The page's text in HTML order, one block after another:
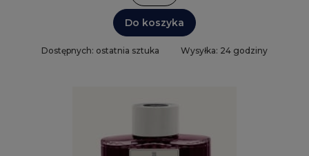
Do koszyka
Dostępnych: ostatnia sztuka Wysyłka: 24 godziny